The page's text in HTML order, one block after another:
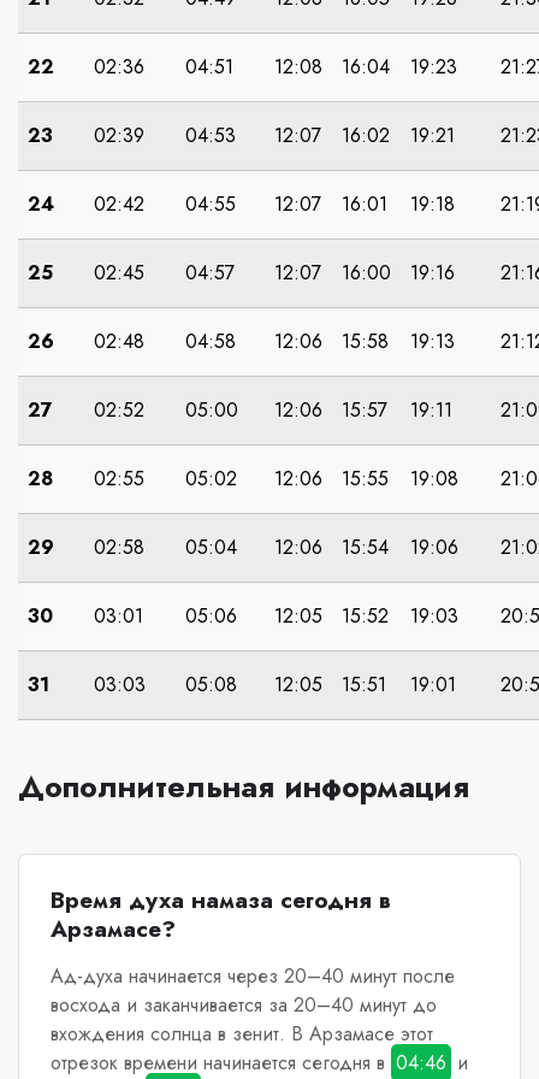
22 02:36 04:51 12:08 16:04 19:23
23 02:39 04:53 12:07 16:02 19:21
24 02:42 04:55 12:07 16:01 19:18
25 02:45 04:57 12:07 16:00 19:16
26 02:48 04:58 12:06 15:58 19:13
27 02:52 05:00 12:06 15:57 19:11
28 02:55 05:02 12:06 15:55 19:08
29 02:58 05:04 12:06 15:54 19:06
30 03:01 05:06 12:05 15:52 19:03
31 03:03 05:08 12:05 15:51 19:01
Дополнительная информация
Время духа намаза сегодня в
Арзамасе?
Ад-духа начинается через 20–40 минут после
восхода и заканчивается за 20–40 минут до
вхождения солнца в зенит. В Арзамасеэтот
отрезок времени начинается сегодня в 04:46 и